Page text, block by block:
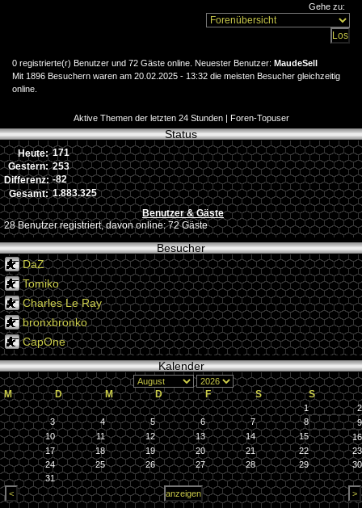
Gehe zu:
0 registrierte(r) Benutzer und 72 Gäste online. Neuester Benutzer: MaudeSell
Mit 1896 Besuchern waren am 20.02.2025 - 13:32 die meisten Besucher gleichzeitig
online.
Aktive Themen der letzten 24 Stunden| Foren-Topuser
Status
Heute: 171
Gestern: 253
Differenz: -82
Gesamt: 1.883.325
Benutzer & Gäste
28 Benutzer registriert, davon online: 72 Gäste
Besucher
DaZ
Tomiko
Charles Le Ray
bronxbronko
CapOne
Kalender
M D M D F S S
1
2
3
4 5 6 7 8
9
10
11 12 13 14 15
16
17
18 19 20 21 22
23
24
25 26 27 28 29
30
31